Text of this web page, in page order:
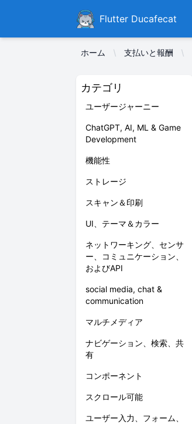
DucafecatFlutter Ducafecat
ホーム 支払いと報酬
カテゴリ
ユーザージャーニー
ChatGPT, AI, ML & Game
Development
機能性
ストレージ
スキャン＆印刷
UI、テーマ＆カラー
ネットワーキング、センサ
ー、コミュニケーション、
およびAPI
social media, chat &
communication
マルチメディア
ナビゲーション、検索、共
有
コンポーネント
スクロール可能
ユーザー入力、フォーム、